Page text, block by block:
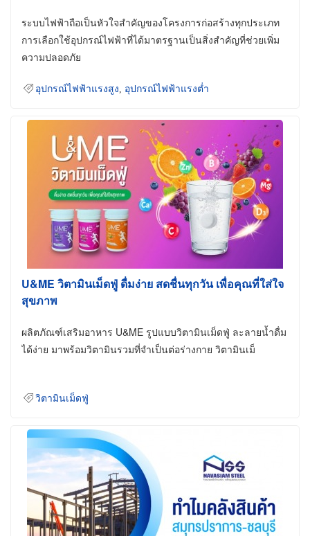
ระบบไฟฟ้าถือเป็นหัวใจสำคัญของโครงการก่อสร้างทุกประเภท
การเลือกใช้อุปกรณ์ไฟฟ้าที่ได้มาตรฐานเป็นสิ่งสำคัญที่ช่วยเพิ่ม
ความปลอดภัย
อุปกรณ์ไฟฟ้าแรงสูง อุปกรณ์ไฟฟ้าแรงต่ำ
U&ME วิตามินเม็ดฟู่ ดื่มง่าย สดชื่นทุกวัน เพื่อคุณที่ใส่ใจ
สุขภาพ
ผลิตภัณฑ์เสริมอาหาร U&ME รูปแบบวิตามินเม็ดฟู่ ละลายน้ำดื่ม
ได้ง่าย มาพร้อมวิตามินรวมที่จำเป็นต่อร่างกาย วิตามินเม็
วิตามินเม็ดฟู่